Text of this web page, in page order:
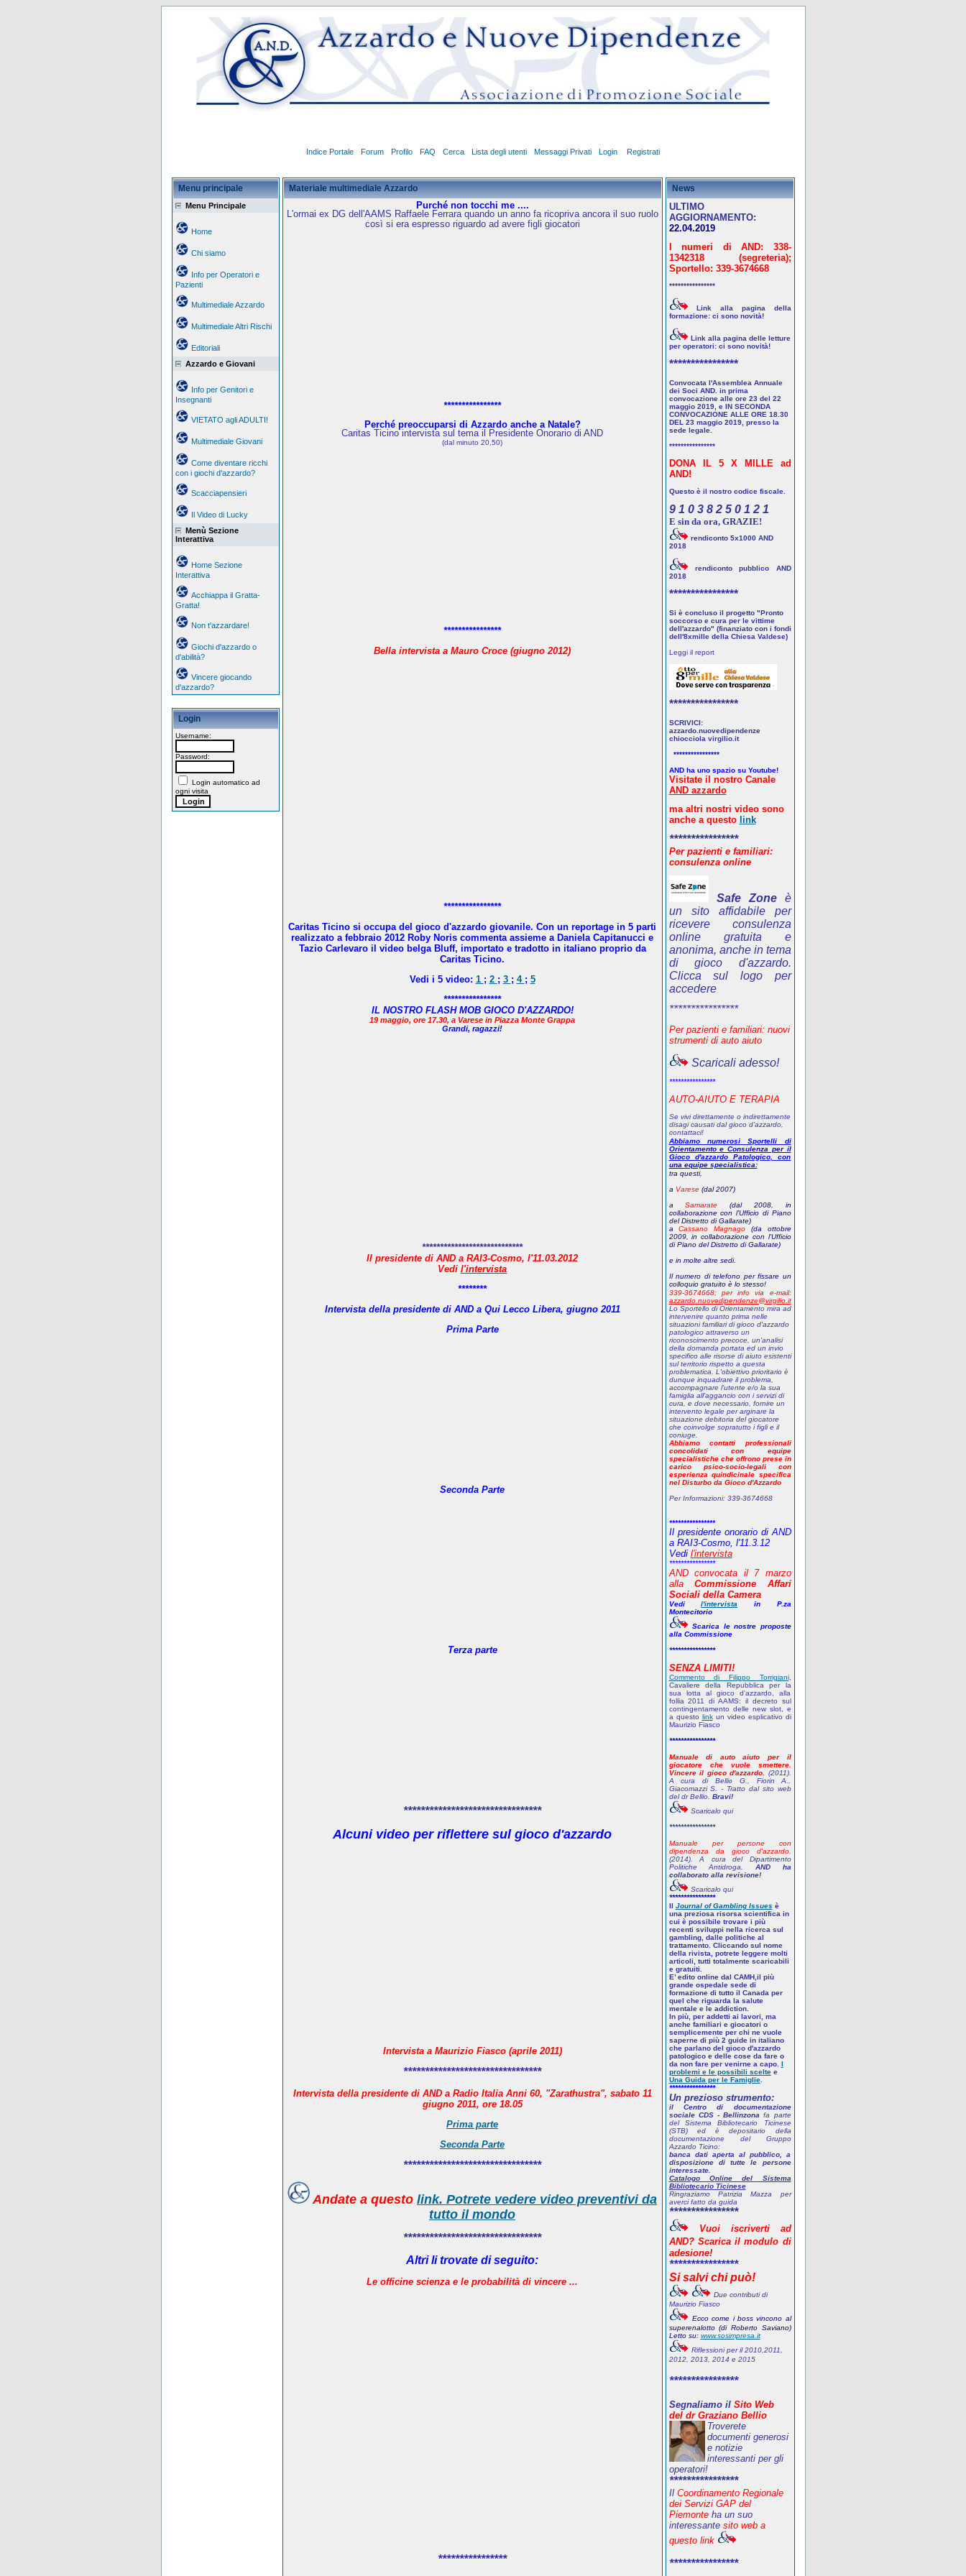
Indice Portale Forum Profilo FAQ Cerca Lista degli utenti Messaggi Privati Login Registrati
Menu principale
Menu Principale
Home
Chi siamo
Info per Operatori e
Pazienti
Multimediale Azzardo
Multimediale Altri Rischi
Editoriali
Azzardo e Giovani
Info per Genitori e
Insegnanti
VIETATO agli ADULTI!
Multimediale Giovani
Come diventare ricchi
con i giochi d'azzardo?
Scacciapensieri
Il Video di Lucky
Menù Sezione
Interattiva
Home Sezione
Interattiva
Acchiappa il Gratta-
Gratta!
Non t'azzardare!
Giochi d'azzardo o
d'abilità?
Vincere giocando
d'azzardo?
Login
Username:
Password:
Login automatico ad
ogni visita
Materiale multimediale Azzardo
Purché non tocchi me ....
L'ormai ex DG dell'AAMS Raffaele Ferrara quando un anno fa ricopriva ancora il suo ruolo
così si era espresso riguardo ad avere figli giocatori
****************
Perché preoccuparsi di Azzardo anche a Natale?
Caritas Ticino intervista sul tema il Presidente Onorario di AND
(dal minuto 20,50)
****************
Bella intervista a Mauro Croce (giugno 2012)
****************
Caritas Ticino si occupa del gioco d'azzardo giovanile. Con un reportage in 5 parti
realizzato a febbraio 2012 Roby Noris commenta assieme a Daniela Capitanucci e
Tazio Carlevaro il video belga Bluff, importato e tradotto in italiano proprio da
Caritas Ticino.
Vedi i 5 video: 1 ; 2 ; 3 ; 4 ; 5
****************
IL NOSTRO FLASH MOB GIOCO D'AZZARDO!
19 maggio, ore 17.30, a Varese in Piazza Monte Grappa
Grandi, ragazzi!
****************************
Il presidente di AND a RAI3-Cosmo, l'11.03.2012
Vedi l'intervista
********
Intervista della presidente di AND a Qui Lecco Libera, giugno 2011
Prima Parte
Seconda Parte
Terza parte
********************************
Alcuni video per riflettere sul gioco d'azzardo
Intervista a Maurizio Fiasco (aprile 2011)
********************************
Intervista della presidente di AND a Radio Italia Anni 60, "Zarathustra", sabato 11
giugno 2011, ore 18.05
Prima parte
Seconda Parte
********************************
Andate a questo link. Potrete vedere video preventivi da
tutto il mondo
********************************
Altri li trovate di seguito:
Le officine scienza e le probabilità di vincere ...
****************
News
ULTIMO
AGGIORNAMENTO:
22.04.2019
I numeri di AND: 338-
1342318 (segreteria);
Sportello: 339-3674668
****************
Link alla pagina della
formazione: ci sono novità!
Link alla pagina delle letture
per operatori: ci sono novità!
****************
Convocata l'Assemblea Annuale
dei Soci AND. in prima
convocazione alle ore 23 del 22
maggio 2019, e IN SECONDA
CONVOCAZIONE ALLE ORE 18.30
DEL 23 maggio 2019, presso la
sede legale.
****************
DONA IL 5 X MILLE ad
AND!
Questo è il nostro codice fiscale.
9 1 0 3 8 2 5 0 1 2 1
E sin da ora, GRAZIE!
rendiconto 5x1000 AND
2018
rendiconto pubblico AND
2018
****************
Si è concluso il progetto "Pronto
soccorso e cura per le vittime
dell'azzardo" (finanziato con i fondi
dell'8xmille della Chiesa Valdese)
Leggi il report
****************
SCRIVICI:
azzardo.nuovedipendenze
chiocciola virgilio.it
****************
AND ha uno spazio su Youtube!
Visitate il nostro Canale
AND azzardo
ma altri nostri video sono
anche a questo link
****************
Per pazienti e familiari:
consulenza online
Safe Zoneè
un sito affidabile per
ricevere consulenza
online gratuita e
anonima, anche in tema
di gioco d'azzardo.
Clicca sul logo per
accedere
****************
Per pazienti e familiari: nuovi
strumenti di auto aiuto
Scaricali adesso!
****************
AUTO-AIUTO E TERAPIA
Se vivi direttamente o indirettamente
disagi causati dal gioco d’azzardo,
contattaci!
Abbiamo numerosi Sportelli di
Orientamento e Consulenza per il
Gioco d'azzardo Patologico, con
una equipe specialistica:
tra questi,
a Varese(dal 2007)
a Samarate (dal 2008, in
collaborazione con l'Ufficio di Piano
del Distretto di Gallarate)
a Cassano Magnago (da ottobre
2009, in collaborazione con l'Ufficio
di Piano del Distretto di Gallarate)
e in molte altre sedi.
Il numero di telefono per fissare un
colloquio gratuito è lo stesso!
339-3674668;
per info via e-mail:
azzardo.nuovedipendenze@virgilio.it
Lo Sportello di Orientamento mira ad
intervenire quanto prima nelle
situazioni familiari di gioco d'azzardo
patologico attraverso un
riconoscimento precoce, un'analisi
della domanda portata ed un invio
specifico alle risorse di aiuto esistenti
sul territorio rispetto a questa
problematica. L'obiettivo prioritario è
dunque inquadrare il problema,
accompagnare l'utente e/o la sua
famiglia all'aggancio con i servizi di
cura, e dove necessario, fornire un
intervento legale per arginare la
situazione debitoria del giocatore
che coinvolge sopratutto i figli e il
coniuge.
Abbiamo contatti professionali
concolidati con equipe
specialistiche che offrono prese in
carico psico-socio-legali con
esperienza quindicinale specifica
nel Disturbo da Gioco d'Azzardo
Per Informazioni: 339-3674668
****************
Il presidente onorario di AND
a RAI3-Cosmo, l'11.3.12
Vedi l'intervista
****************
ANDconvocata il 7 marzo
alla Commissione Affari
Sociali della Camera
Vedil'intervista
in P.za
Montecitorio
Scarica le nostre proposte
alla Commissione
****************
SENZA LIMITI!
Commento di Filippo Torrigiani,
Cavaliere della Repubblica per la
sua lotta al gioco d'azzardo, alla
follia 2011 di AAMS: il decreto sul
contingentamento delle new slot, e
a questo linkun video esplicativo di
Maurizio Fiasco
****************
Manuale di auto aiuto per il
giocatore che vuole smettere.
Vincere il gioco d'azzardo. (2011).
A cura di Bellio G., Fiorin A.,
Giacomazzi S. - Tratto dal sito web
del dr Bellio. Bravi!
Scaricalo qui
****************
Manuale per persone con
dipendenza da gioco d'azzardo.
(2014). A cura del Dipartimento
Politiche Antidroga. AND ha
collaborato alla revisione!
Scaricalo qui
****************
Il Journal of Gambling Issues è
una preziosa risorsa scientifica in
cui è possibile trovare i più
recenti sviluppi nella ricerca sul
gambling, dalle politiche al
trattamento. Cliccando sul nome
della rivista, potrete leggere molti
articoli, tutti totalmente scaricabili
e gratuiti.
E’ edito online dal CAMH,il più
grande ospedale sede di
formazione di tutto il Canada per
quel che riguarda la salute
mentale e le addiction.
In più, per addetti ai lavori, ma
anche familiari e giocatori o
semplicemente per chi ne vuole
saperne di più 2 guide in italiano
che parlano del gioco d'azzardo
patologicoe delle cose da fare o
da non fare per venirne a capo. I
problemi e le possibili sceltee
Una Guida per le Famiglie.
****************
Un prezioso strumento:
il Centro di documentazione
sociale CDS - Bellinzonafa parte
del Sistema Bibliotecario Ticinese
(STB) ed è depositario della
documentazione del Gruppo
Azzardo Ticino:
banca dati aperta al pubblico, a
disposizione di tutte le persone
interessate.
Catalogo Online del Sistema
Bibliotecario Ticinese
Ringraziamo Patrizia Mazza per
averci fatto da guida
****************
Vuoi iscriverti
ad
AND? Scarica il modulo di
adesione!
****************
Si salvi chi può!
Due contributi di
Maurizio Fiasco
Ecco come i boss vincono al
superenalotto (di Roberto Saviano)
Letto su: www.sosimpresa.it
Riflessioni per il 2010,2011,
2012, 2013, 2014 e 2015
****************
Segnaliamo il Sito Web
del dr Graziano Bellio
Troverete
documenti generosi
e notizie
interessanti per gli
operatori!
****************
Il Coordinamento Regionale
dei Servizi GAP del
Piemonteha un suo
interessante sito web a
questo link
****************